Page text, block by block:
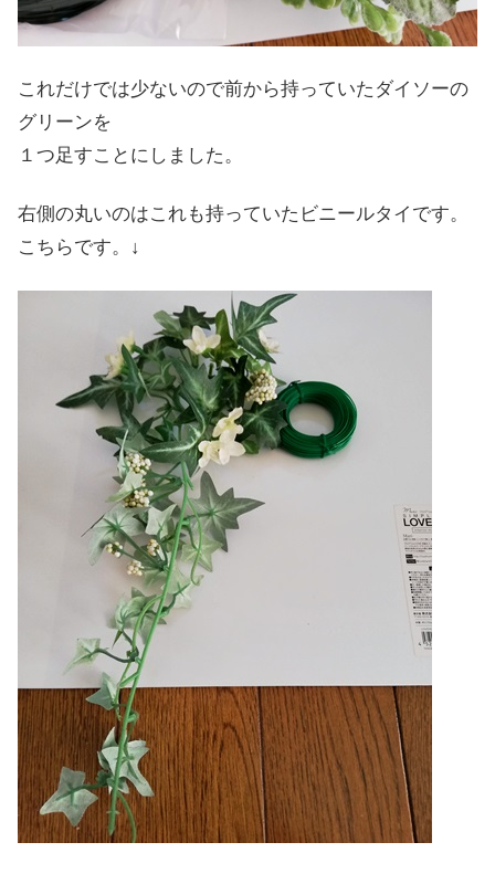
これだけでは少ないので前から持っていたダイソーの
グリーンを
１つ足すことにしました。
右側の丸いのはこれも持っていたビニールタイです。
こちらです。↓